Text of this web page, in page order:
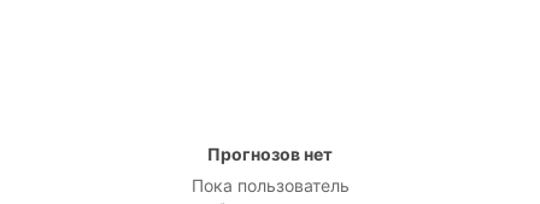
Прогнозов нет
Пока пользователь